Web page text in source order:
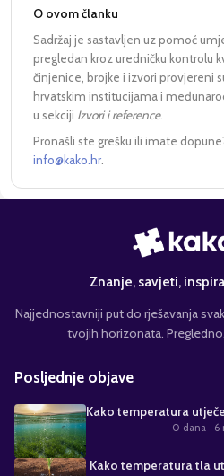
O ovom članku
Sadržaj je sastavljen uz pomoć
pregledan kroz uredničku kontrolu
činjenice, brojke i izvori provjereni
hrvatskim institucijama i
u sekciji Izvori i reference.
Pronašli ste grešku ili imate
info@kako.hr
Znanje, savjeti,
Najjednostavniji put do rješavanja
tvojih horizonata.
Posljednje objave
Kako temperatura
0 dana· 6
Kako temperatura tla